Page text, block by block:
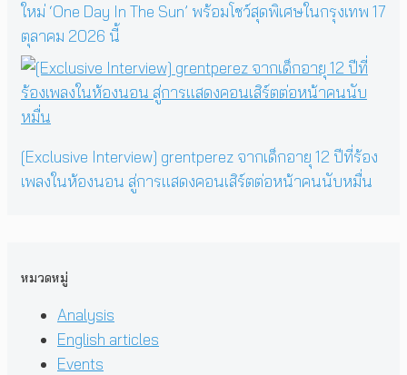
ใหม่ ‘One Day In The Sun’ พร้อมโชว์สุดพิเศษในกรุงเทพ 17
ตุลาคม 2026 นี้
[Exclusive Interview] grentperez จากเด็กอายุ 12 ปีที่ร้อง
เพลงในห้องนอน สู่การแสดงคอนเสิร์ตต่อหน้าคนนับหมื่น
หมวดหมู่
Analysis
English articles
Events